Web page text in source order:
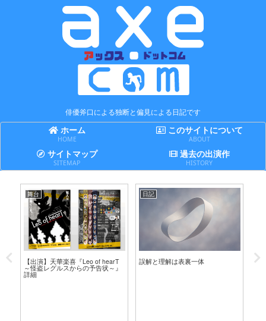
俳優斧口による独断と偏見による日記です
ホーム
HOME
このサイトについて
ABOUT
サイトマップ
SITEMAP
過去の出演作
HISTORY
舞台
【出演】天華楽喜『Leo of hearT
～怪盗レグルスからの予告状～』
詳細
日記
誤解と理解は表裏一体